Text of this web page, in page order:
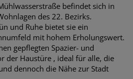
befindet sich in
des 22. Bezirks.
und Ruhe bietet sie ein
mit hohem Erholungswert.
gepflegten Spazier- und
der Haustüre , ideal für alle, die
dennoch die Nähe zur Stadt